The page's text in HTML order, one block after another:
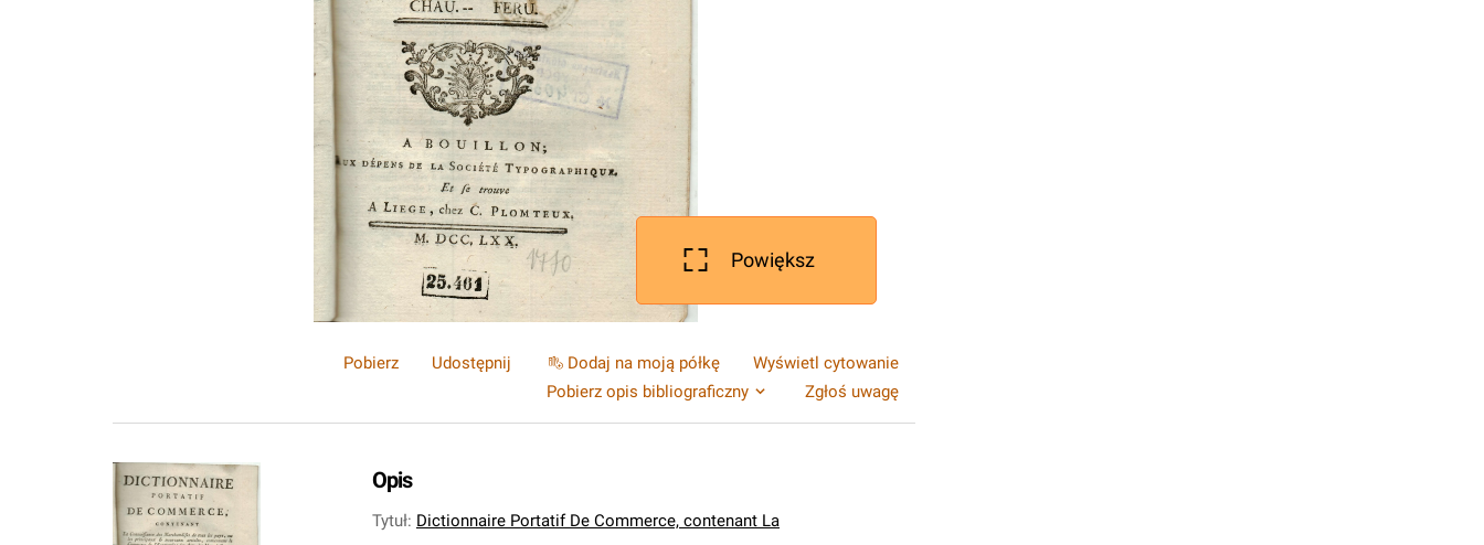
Powiększ
Pobierz Udostępnij Dodaj na moją półkę
Wyświetl cytowanie
Pobierz opis bibliograficzny
Zgłoś uwagę
Opis
Tytuł: Dictionnaire Portatif De Commerce, contenant La